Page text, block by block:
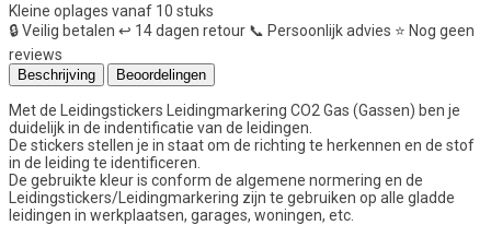
Kleine oplages vanaf 10 stuks
🔒Veilig betalen ↩️ 14 dagen retour 📞 Persoonlijk advies ⭐ Nog geen
reviews
Beschrijving Beoordelingen
Met de Leidingstickers Leidingmarkering CO2 Gas (Gassen) ben je
duidelijk in de indentificatie van de leidingen.
De stickers stellen je in staat om de richting te herkennen en de stof
in de leiding te identificeren.
De gebruikte kleur is conform de algemene normering en de
Leidingstickers/Leidingmarkering zijn te gebruiken op alle gladde
leidingen in werkplaatsen, garages, woningen, etc.